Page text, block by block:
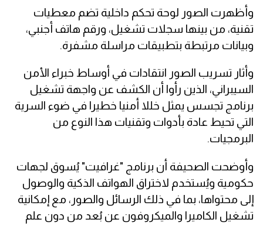
وأظهرت الصور لوحة تحكم داخلية تضم معطيات
تقنية، من بينها سجلات تشغيل، ورقم هاتف أجنبي،
وبيانات مرتبطة بتطبيقات مراسلة مشفرة.
وأثار تسريب الصور انتقادات في أوساط خبراء الأمن
السيبراني، الذين رأوا أن الكشف عن واجهة تشغيل
برنامج تجسس يمثل خللا أمنيا خطيرا في ضوء السرية
التي تحيط عادة بأدوات وتقنيات هذا النوع من
البرمجيات.
وأوضحت الصحيفة أن برنامج "غرافيت" يُسوق لجهات
حكومية ويُستخدم لاختراق الهواتف الذكية والوصول
إلى محتواها، بما في ذلك الرسائل والصور، مع إمكانية
تشغيل الكاميرا والميكروفون عن بُعد من دون علم